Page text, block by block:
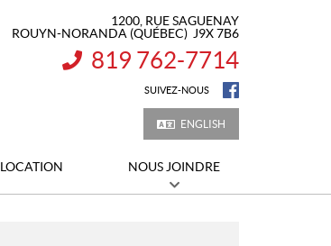
1200, RUE SAGUENAY
ROUYN-NORANDA (QUÉBEC) J9X 7B6
INFORMATION :
819 762-7714
SUIVEZ-NOUS
ENGLISH
LOCATION NOUS JOINDRE